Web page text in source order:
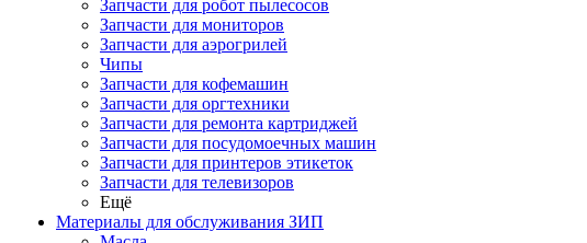
Запчасти для робот пылесосов
Запчасти для мониторов
Запчасти для аэрогрилей
Чипы
Запчасти для кофемашин
Запчасти для оргтехники
Запчасти для ремонта картриджей
Запчасти для посудомоечных машин
Запчасти для принтеров этикеток
Запчасти для телевизоров
Ещё
Материалы для обслуживания ЗИП